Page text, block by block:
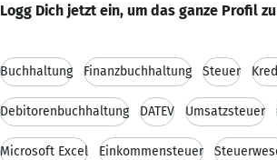
Logg Dich jetzt ein, um das ganze Profil
Buchhaltung Finanzbuchhaltung Steuer
Debitorenbuchhaltung DATEV Umsatzsteuer
Microsoft Excel Einkommensteuer